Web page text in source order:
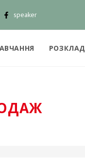
speaker
РОЗКЛАД